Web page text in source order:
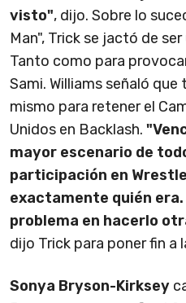
visto", dijo. Sobre lo
Man", Trick se jactó de
Tanto como para
Sami. Williams señaló que
mismo para retener el
Unidos en Backlash.
mayor escenario de
participación en
exactamente quién era.
problema en hacerlo
dijo Trick para poner fin a
Sonya Bryson-Kirksey